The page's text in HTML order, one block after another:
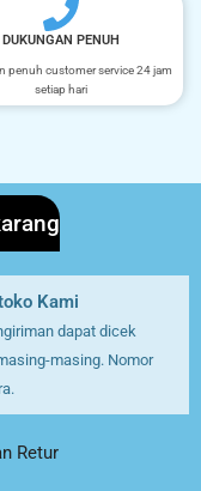
DUKUNGAN PENUH
penuh customer service 24 jam
setiap hari
Kami
dapat dicek
masing. Nomor
Retur